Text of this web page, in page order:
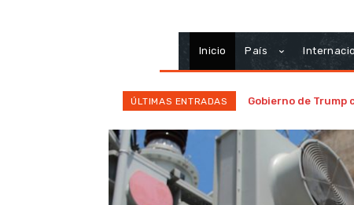
Inicio País
ÚLTIMAS ENTRADAS Gobierno de Trump